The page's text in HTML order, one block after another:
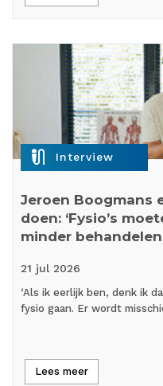
mic_external_on Interview
Jeroen Boogmans
doen: ‘Fysio’s
minder
21 jul 2026
‘Als ik eerlijk ben, denk ik
fysio gaan. Er wordt
Lees meer